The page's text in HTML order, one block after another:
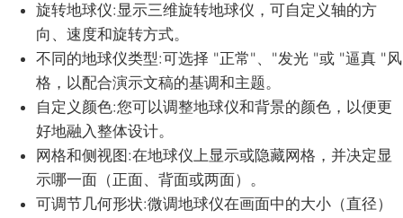
旋转地球仪:显示三维旋转地球仪，可自定义轴的方
向、速度和旋转方式。
不同的地球仪类型:可选择 "正常"、"发光 "或 "逼真 "风
格，以配合演示文稿的基调和主题。
自定义颜色:您可以调整地球仪和背景的颜色，以便更
好地融入整体设计。
网格和侧视图 :在地球仪上显示或隐藏网格，并决定显
示哪一面（正面、背面或两面）。
可调节几何形状:微调地球仪在画面中的大小（直径）